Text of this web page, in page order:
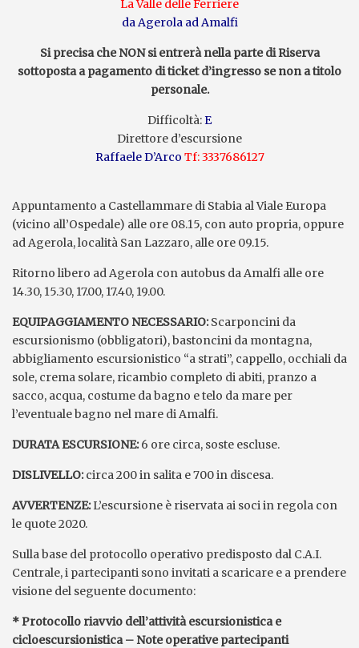
La Valle delle Ferriere
da Agerola ad Amalfi
Si precisa che NON si entrerà nella parte di Riserva
sottoposta a pagamento di ticket d’ingresso se non a titolo
personale.
Difficoltà:E
Direttore d’escursione
Raffaele D’Arco Tf: 3337686127
Appuntamento a Castellammare di Stabia al Viale Europa
(vicino all’Ospedale) alle ore 08.15, con auto propria, oppure
ad Agerola, località San Lazzaro, alle ore 09.15.
Ritorno libero ad Agerola con autobus da Amalfi alle ore
14.30, 15.30, 17.00, 17.40, 19.00.
EQUIPAGGIAMENTO NECESSARIO:Scarponcini da
escursionismo (obbligatori), bastoncini da montagna,
abbigliamento escursionistico “a strati”, cappello, occhiali da
sole, crema solare, ricambio completo di abiti, pranzo a
sacco, acqua, costume da bagno e telo da mare per
l’eventuale bagno nel mare di Amalfi.
DURATA ESCURSIONE:6 ore circa, soste escluse.
DISLIVELLO:circa 200 in salita e 700 in discesa.
AVVERTENZE:L’escursione è riservata ai soci in regola con
le quote 2020.
Sulla base del protocollo operativo predisposto dal C.A.I.
Centrale, i partecipanti sono invitati a scaricare e a prendere
visione del seguente documento:
* Protocollo riavvio dell’attività escursionistica e
cicloescursionistica – Note operative partecipanti